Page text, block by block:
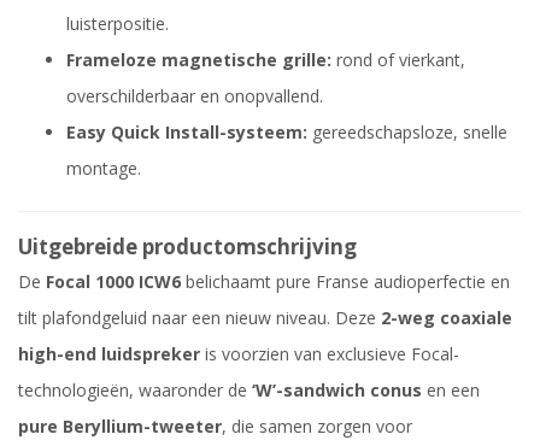
luisterpositie.
Frameloze magnetische grille: rond of vierkant,
overschilderbaar en onopvallend.
Easy Quick Install-systeem: gereedschapsloze, snelle
montage.
Uitgebreide productomschrijving
De Focal 1000 ICW6 belichaamt pure Franse audioperfectie en
tilt plafondgeluid naar een nieuw niveau. Deze 2-weg coaxiale
high-end luidspreker is voorzien van exclusieve Focal-
technologieën, waaronder de ‘W’-sandwich conus en een
pure Beryllium-tweeter, die samen zorgen voor